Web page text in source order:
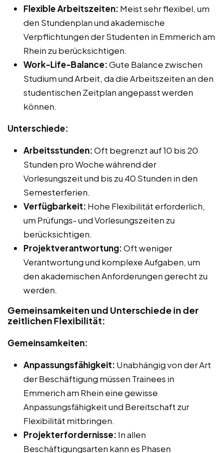
Flexible Arbeitszeiten: Meist sehr flexibel, um
den Stundenplan und akademische
Verpflichtungen der Studenten in Emmerich am
Rhein zu berücksichtigen.
Work-Life-Balance:Gute Balance zwischen
Studium und Arbeit, da die Arbeitszeiten an den
studentischen Zeitplan angepasst werden
können.
Unterschiede:
Arbeitsstunden:Oft begrenzt auf 10 bis 20
Stunden pro Woche während der
Vorlesungszeit und bis zu 40 Stunden in den
Semesterferien.
Verfügbarkeit: Hohe Flexibilität erforderlich,
um Prüfungs- und Vorlesungszeiten zu
berücksichtigen.
Projektverantwortung:Oft weniger
Verantwortung und komplexe Aufgaben, um
den akademischen Anforderungen gerecht zu
werden.
Gemeinsamkeiten und Unterschiede in der
zeitlichen Flexibilität:
Gemeinsamkeiten:
Anpassungsfähigkeit: Unabhängig von der Art
der Beschäftigung müssen Trainees in
Emmerich am Rhein eine gewisse
Anpassungsfähigkeit und Bereitschaft zur
Flexibilität mitbringen.
Projekterfordernisse: In allen
Beschäftigungsarten kann es Phasen